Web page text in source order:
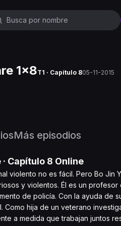
1x8T1 · Capítulo 805-11-2015
Más episodios
· Capítulo 8 Online
violento no es fácil. Pero Bo
y violentos. Él es un
de policía. Con la ayuda de
Como hija de un veterano
a medida que trabajan juntos